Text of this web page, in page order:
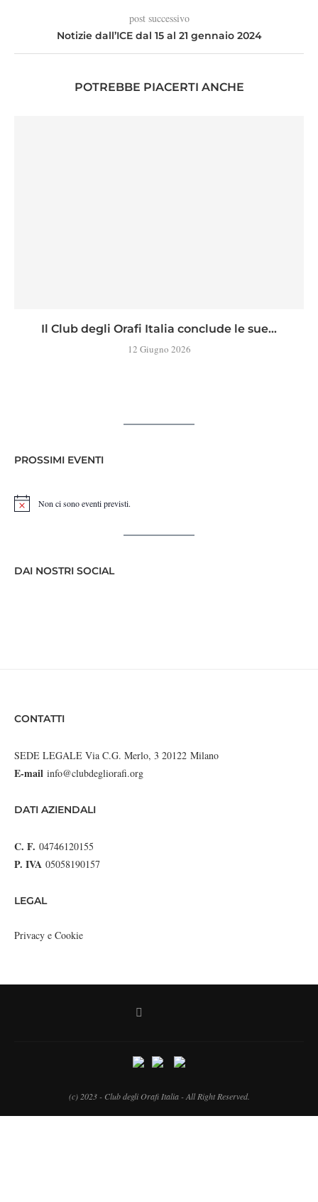
post successivo
Notizie dall’ICE dal 15 al 21 gennaio 2024
POTREBBE PIACERTI ANCHE
Il Club degli Orafi Italia conclude le sue...
12 Giugno 2026
PROSSIMI EVENTI
Notice Non ci sono eventi previsti.
DAI NOSTRI SOCIAL
CONTATTI
SEDE LEGALE Via C.G. Merlo, 3 20122 Milano
E-mail info@clubdegliorafi.org
DATI AZIENDALI
C. F. 04746120155
P. IVA 05058190157
LEGAL
Privacy e Cookie
(c) 2023 - Club degli Orafi Italia - All Right Reserved.